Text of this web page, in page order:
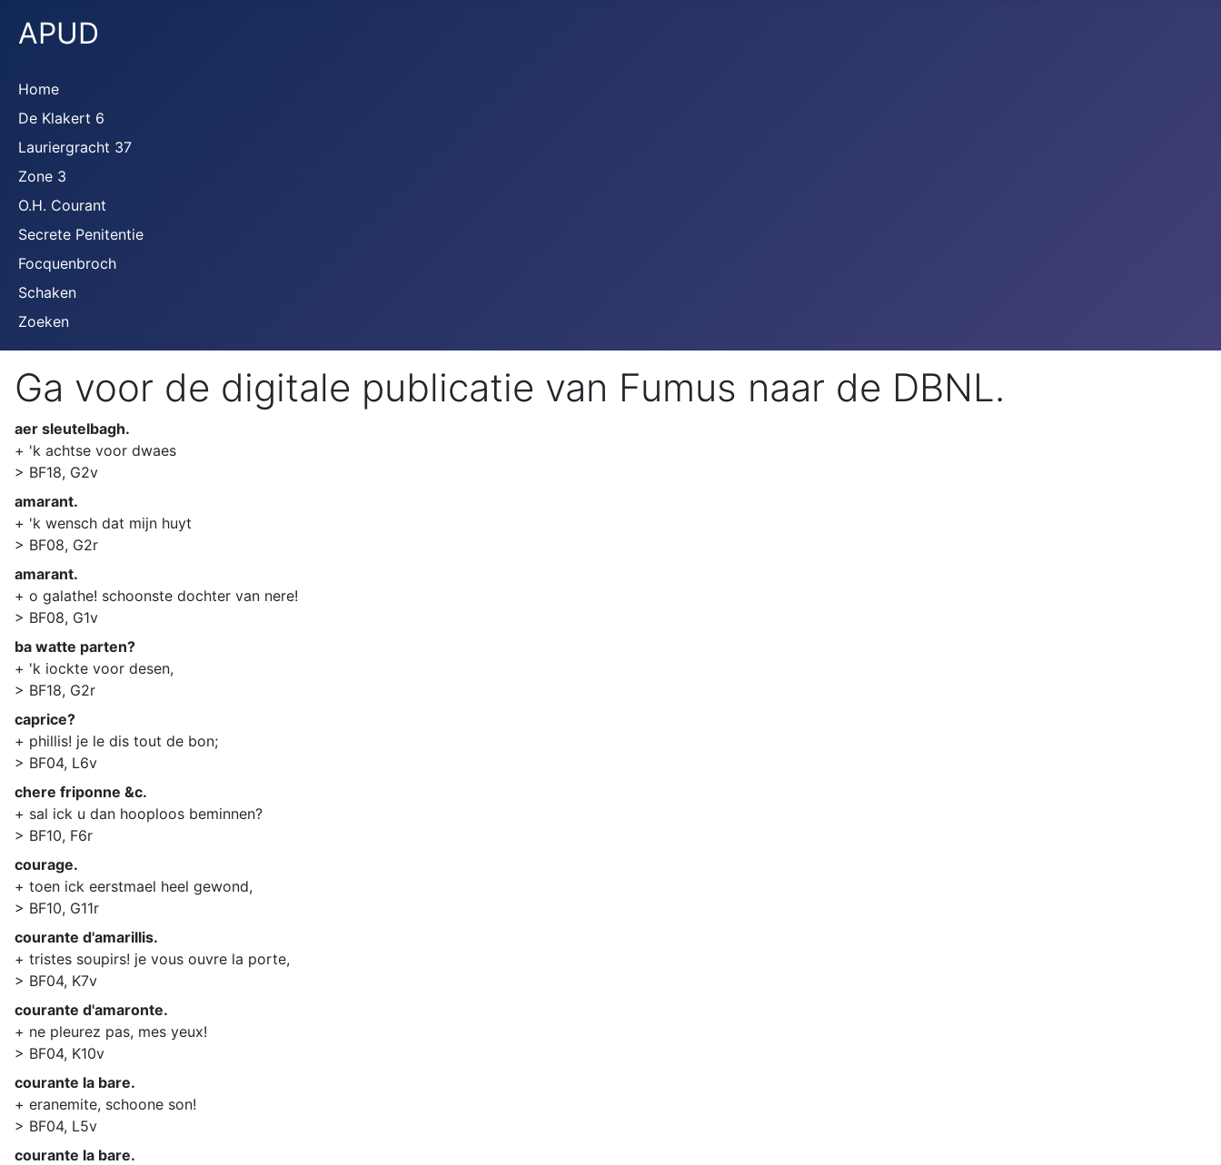
APUD
Home
De Klakert 6
Lauriergracht 37
Zone 3
O.H. Courant
Secrete Penitentie
Focquenbroch
Schaken
Zoeken
Ga voor de digitale publicatie van Fumus naar de DBNL.
aer sleutelbagh.
+ 'k achtse voor dwaes
> BF18, G2v
amarant.
+ 'k wensch dat mijn huyt
> BF08, G2r
amarant.
+ o galathe! schoonste dochter van nere!
> BF08, G1v
ba watte parten?
+ 'k iockte voor desen,
> BF18, G2r
caprice?
+ phillis! je le dis tout de bon;
> BF04, L6v
chere friponne &c.
+ sal ick u dan hooploos beminnen?
> BF10, F6r
courage.
+ toen ick eerstmael heel gewond,
> BF10, G11r
courante d'amarillis.
+ tristes soupirs! je vous ouvre la porte,
> BF04, K7v
courante d'amaronte.
+ ne pleurez pas, mes yeux!
> BF04, K10v
courante la bare.
+ eranemite, schoone son!
> BF04, L5v
courante la bare.